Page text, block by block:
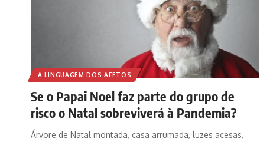
A LINGUAGEM DOS AFETOS
Se o Papai Noel faz parte do grupo de
risco o Natal sobreviverá à Pandemia?
Árvore de Natal montada, casa arrumada, luzes acesas,